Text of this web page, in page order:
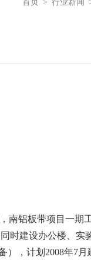
首页 > 行业新闻
南铝板带项目一期
时建设办公楼、实
），计划2008年7月